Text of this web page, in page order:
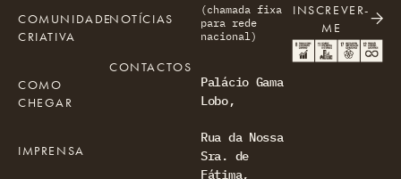
(chamada fixa
para rede
nacional)
Palácio Gama
Lobo,
Rua da Nossa
Sra. de
Fátima,
COMUNIDADE
CRIATIVA
COMO
CHEGAR
IMPRENSA
NOTÍCIAS
CONTACTOS
INSCREVER-
ME